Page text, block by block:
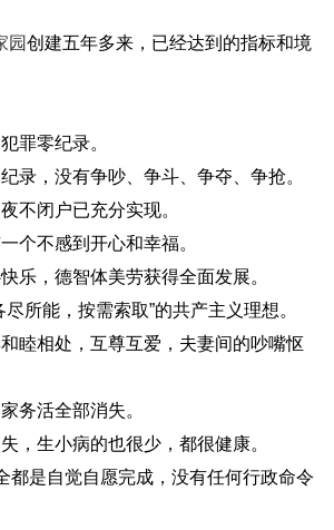
园创建五年多来，已经达到的指标和境
零纪录。
，没有争吵、争斗、争夺、争抢。
闭户已充分实现。
不感到开心和幸福。
，德智体美劳获得全面发展。
能，按需索取”的共产主义理想。
相处，互尊互爱，夫妻间的吵嘴怄
活全部消失。
生小病的也很少，都很健康。
是自觉自愿完成，没有任何行政命令